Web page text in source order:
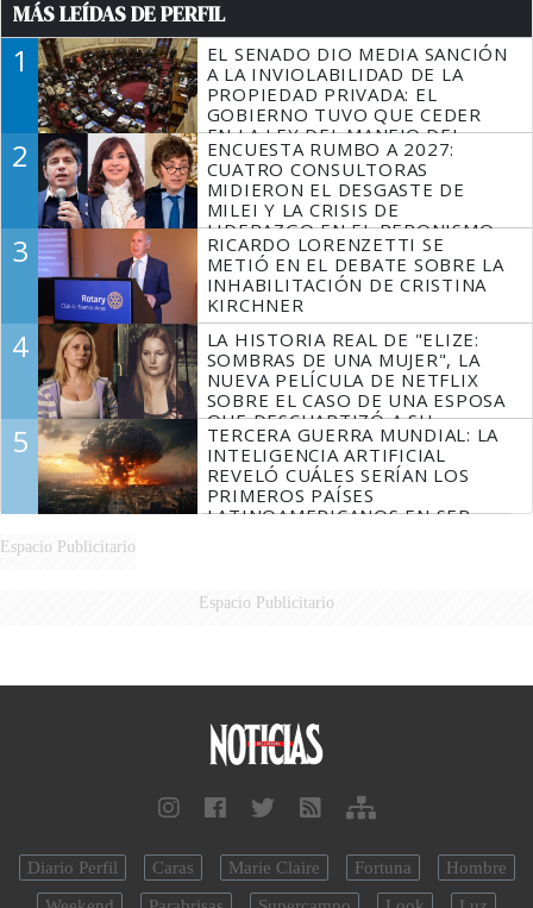
MÁS LEÍDAS DE PERFIL
1
EL SENADO DIO MEDIA SANCIÓN
A LA INVIOLABILIDAD DE LA
PROPIEDAD PRIVADA: EL
GOBIERNO TUVO QUE CEDER
EN LA LEY DEL MANEJO DEL
FUEGO
2
ENCUESTA RUMBO A 2027:
CUATRO CONSULTORAS
MIDIERON EL DESGASTE DE
MILEI Y LA CRISIS DE
LIDERAZGO EN EL PERONISMO
3
RICARDO LORENZETTI SE
METIÓ EN EL DEBATE SOBRE LA
INHABILITACIÓN DE CRISTINA
KIRCHNER
4
LA HISTORIA REAL DE "ELIZE:
SOMBRAS DE UNA MUJER", LA
NUEVA PELÍCULA DE NETFLIX
SOBRE EL CASO DE UNA ESPOSA
QUE DESCUARTIZÓ A SU
MARIDO
5
TERCERA GUERRA MUNDIAL: LA
INTELIGENCIA ARTIFICIAL
REVELÓ CUÁLES SERÍAN LOS
PRIMEROS PAÍSES
LATINOAMERICANOS EN SER
Espacio Publicitario
Espacio Publicitario
Diario Perfil Caras Marie Claire Fortuna
Hombre